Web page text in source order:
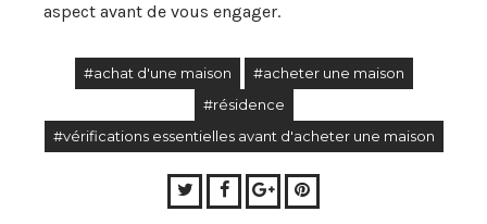
aspect avant de vous engager.
#achat d'une maison
#acheter une maison
#résidence
#vérifications essentielles avant d'acheter une maison
TwitterFacebook
Google+Pinterest